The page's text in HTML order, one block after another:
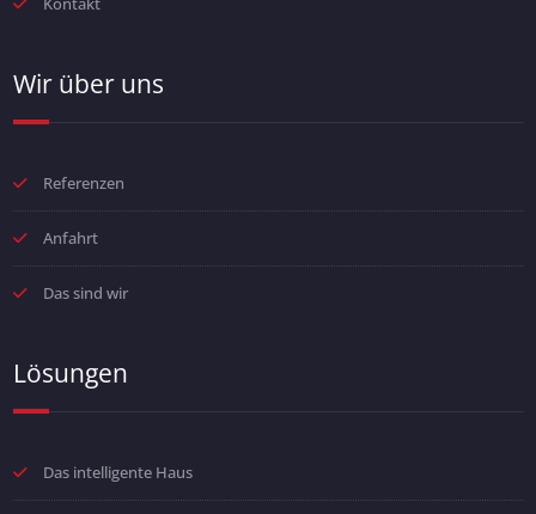
Wir über uns
Referenzen
Anfahrt
Das sind wir
Lösungen
Das intelligente Haus